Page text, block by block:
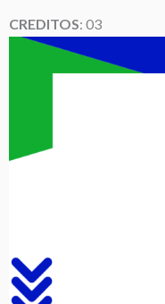
CREDITOS: 03